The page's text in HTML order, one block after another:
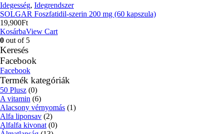
Idegesség, Idegrendszer
SOLGAR Foszfatidil-szerin 200 mg (60 kapszula)
19,900Ft
KosárbaView Cart
0 out of 5
Keresés
Facebook
Facebook
Termék kategóriák
50 Plusz (0)
A vitamin (6)
Alacsony vérnyomás (1)
Alfa liponsav (2)
Alfalfa kivonat (0)